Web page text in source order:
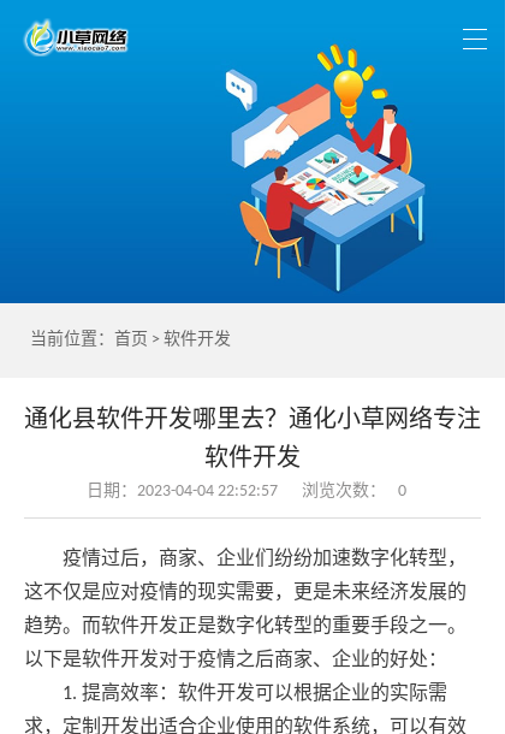
当前位置： 首页 >软件开发
通化县软件开发哪里去？通化小草网络专注
软件开发
日期：2023-04-04 22:52:57 浏览次数： 0
疫情过后，商家、企业们纷纷加速数字化转型，
这不仅是应对疫情的现实需要，更是未来经济发展的
趋势。而软件开发正是数字化转型的重要手段之一。
以下是软件开发对于疫情之后商家、企业的好处：
1. 提高效率：软件开发可以根据企业的实际需
求，定制开发出适合企业使用的软件系统，可以有效